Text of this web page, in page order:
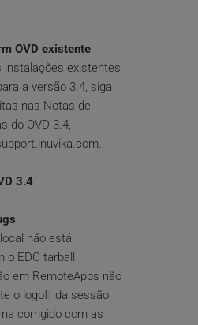
OVD existente
instalações existentes
a versão 3.4, siga
nas Notas de
do OVD 3.4,
3.4
não está
EDC tarball
em RemoteApps não
o logoff da sessão
corrigido com as